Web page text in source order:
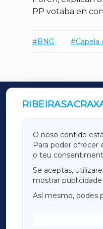
PP votaba en
BNG Capela
O noso contido
Para poder ofrecer
o teu
Se aceptas,
mostrar
Así mesmo, podes
OUTROS
GALICIAXA
AMARIÑAXA
OURENSEXA